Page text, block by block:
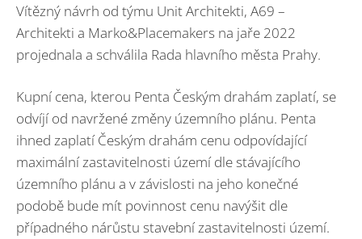
Vítězný návrh od týmu Unit Architekti, A69 –
Architekti a Marko&Placemakers na jaře 2022
projednala a schválila Rada hlavního města Prahy.
Kupní cena, kterou Penta Českým drahám zaplatí, se
odvíjí od navržené změny územního plánu. Penta
ihned zaplatí Českým drahám cenu odpovídající
maximální zastavitelnosti území dle stávajícího
územního plánu a v závislosti na jeho konečné
podobě bude mít povinnost cenu navýšit dle
případného nárůstu stavební zastavitelnosti území.